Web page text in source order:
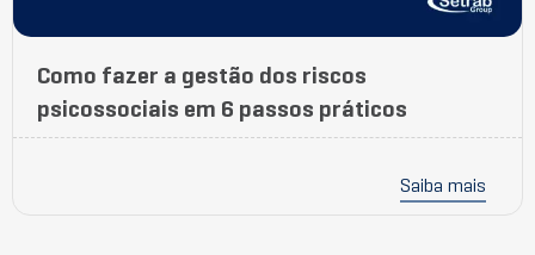
Como fazer a gestão dos riscos
psicossociais em 6 passos práticos
Saiba mais